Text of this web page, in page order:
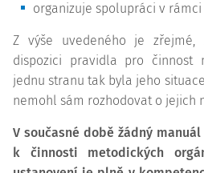
organizuje spolupráci v rámci
Z výše uvedeného je
dispozici pravidla pro činnost
jednu stranu tak byla jeho
nemohl sám rozhodovat o jejich
V současné době žádný manuál
k činnosti metodických